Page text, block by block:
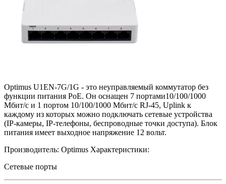
Optimus U1EN-7G/1G - это неуправляемый коммутатор без
функции питания PoE. Он оснащен 7 портами10/100/1000
Мбит/с и 1 портом 10/100/1000 Мбит/с RJ-45, Uplink к
каждому из которых можно подключать сетевые устройства
(IP-камеры, IP-телефоны, беспроводные точки доступа). Блок
питания имеет выходное напряжение 12 вольт.
Производитель: Optimus Характеристики:
Сетевые порты